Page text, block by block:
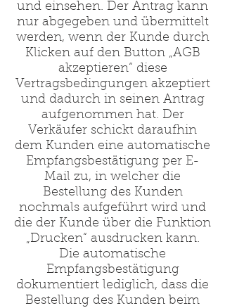
und einsehen. Der Antrag kann
nur abgegeben und übermittelt
werden, wenn der Kunde durch
Klicken auf den Button „AGB
akzeptieren“ diese
Vertragsbedingungen akzeptiert
und dadurch in seinen Antrag
aufgenommen hat. Der
Verkäufer schickt daraufhin
dem Kunden eine automatische
Empfangsbestätigung per E-
Mail zu, in welcher die
Bestellung des Kunden
nochmals aufgeführt wird und
die der Kunde über die Funktion
„Drucken“ ausdrucken kann.
Die automatische
Empfangsbestätigung
dokumentiert lediglich, dass die
Bestellung des Kunden beim